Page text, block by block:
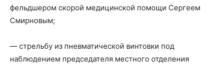
фельдшером скорой медицинской помощи Сергеем
Смирновым;
— стрельбу из пневматической винтовки под
наблюдением председателя местного отделения